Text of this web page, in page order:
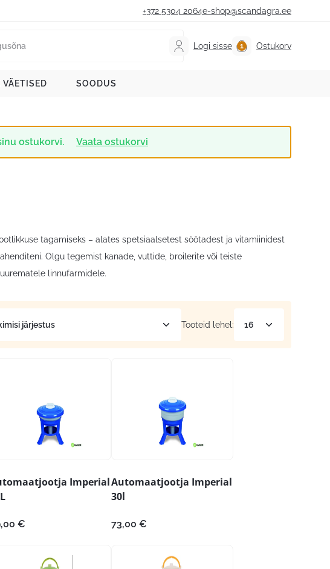
+372 5304 2064e-shop@scandagra.ee
Logi sisse Ostukorv
VÄETISED SOODUS
ostukorvi. Vaata ostukorvi
tagamiseks – alates spetsiaalsetest söötadest ja vitamiinidest
Olgu tegemist kanade, vuttide, broilerite või teiste
linnufarmidele.
Tooteid lehel:
Imperial
€
Automaatjootja Imperial
30l
73,00 €